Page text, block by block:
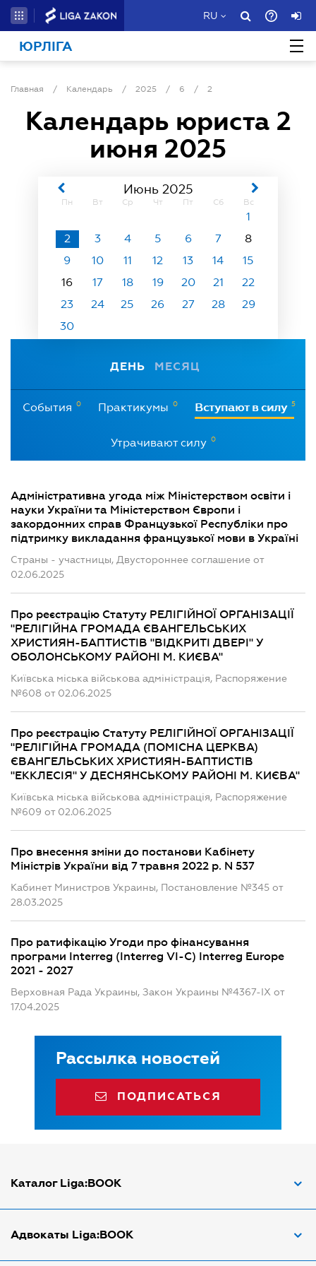
RU
ЮРЛІГА
Главная / Календарь / 2025 / 6 / 2
Календарь юриста 2
июня 2025
Июнь 2025
Пн Вт Ср Чт Пт Сб Вс
1
2
3 4 5 6 7
8
9
10 11 12 13 14
15
16
17 18 19 20 21
22
23
24 25 26 27 28
29
30
ДЕНЬ МЕСЯЦ
События 0 Практикумы 0 Вступают в силу 5
Утрачивают силу 0
Адміністративна угода між Міністерством освіти і
науки України та Міністерством Європи і
закордонних справ Французької Республіки про
підтримку викладання французької мови в Україні
Страны - участницы, Двустороннее соглашение от
02.06.2025
Про реєстрацію Статуту РЕЛІГІЙНОЇ ОРГАНІЗАЦІЇ
"РЕЛІГІЙНА ГРОМАДА ЄВАНГЕЛЬСЬКИХ
ХРИСТИЯН-БАПТИСТІВ "ВІДКРИТІ ДВЕРІ" У
ОБОЛОНСЬКОМУ РАЙОНІ М. КИЄВА"
Київська міська військова адміністрація, Распоряжение
№608 от 02.06.2025
Про реєстрацію Статуту РЕЛІГІЙНОЇ ОРГАНІЗАЦІЇ
"РЕЛІГІЙНА ГРОМАДА (ПОМІСНА ЦЕРКВА)
ЄВАНГЕЛЬСЬКИХ ХРИСТИЯН-БАПТИСТІВ
"ЕККЛЕСІЯ" У ДЕСНЯНСЬКОМУ РАЙОНІ М. КИЄВА"
Київська міська військова адміністрація, Распоряжение
№609 от 02.06.2025
Про внесення зміни до постанови Кабінету
Міністрів України від 7 травня 2022 р. N 537
Кабинет Министров Украины, Постановление №345 от
28.03.2025
Про ратифікацію Угоди про фінансування
програми Interreg (Interreg VI-C) Interreg Europe
2021 - 2027
Верховная Рада Украины, Закон Украины №4367-IX от
17.04.2025
Рассылка новостей
ПОДПИСАТЬСЯ
Каталог Liga:BOOK
Адвокат по трудовым спорам
Адвокаты Liga:BOOK